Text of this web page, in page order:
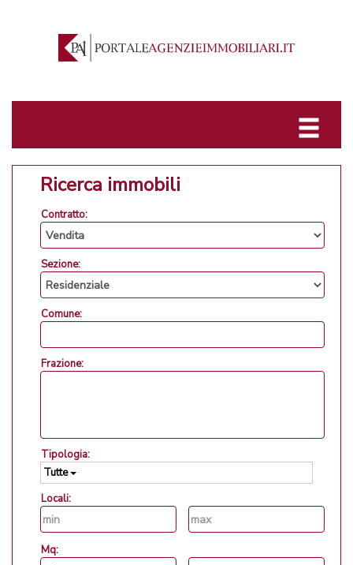
Ricerca immobili
Contratto:
Sezione:
Comune:
Frazione:
Tipologia:
Tutte
Locali:
Mq: